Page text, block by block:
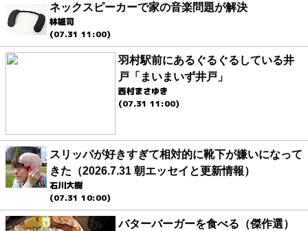
ネックスピーカーで家の音楽問題が解決
林雄司
(07.31 11:00)
羽村駅前にあるぐるぐるしている井
戸「まいまいず井戸」
西村まさゆき
(07.31 11:00)
スリッパが好きすぎて相対的に靴下が嫌いになって
きた（2026.7.31 朝エッセイと更新情報）
石川大樹
(07.31 10:00)
バターバーガーを食べる（傑作選）